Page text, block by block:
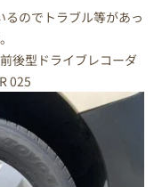
のでトラブル等があっ
後型ドライブレコーダ
025